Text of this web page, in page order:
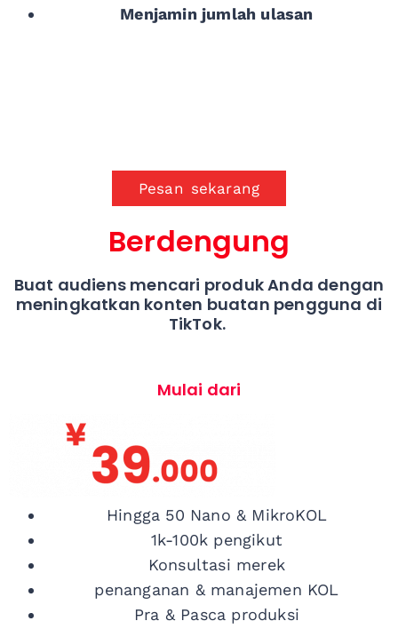
Menjamin jumlah ulasan
Pesan sekarang
Berdengung
Buat audiens mencari produk Anda dengan
meningkatkan konten buatan pengguna di
TikTok.
Mulai dari
Hingga 50 Nano & MikroKOL
1k-100k pengikut
Konsultasi merek
penanganan & manajemen KOL
Pra & Pasca produksi